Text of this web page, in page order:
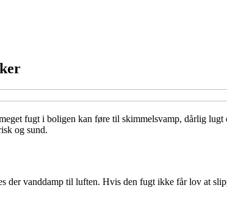
fugt i boligen kan føre til skimmelsvamp, dårlig
og sund.
vanddamp til luften. Hvis den fugt ikke får lov at